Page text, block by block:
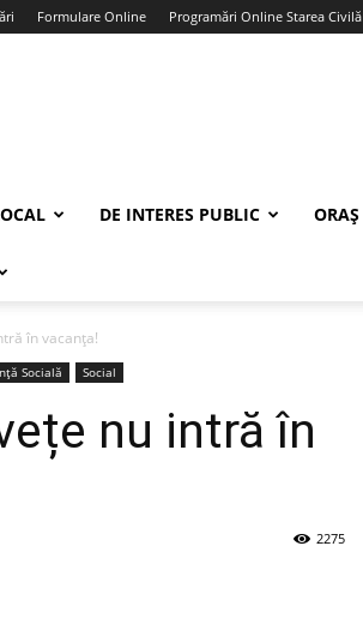
Formulare Online Programări Online Starea Civilă
DE INTERES PUBLIC ORAȘ
în vacanța!
Socială Social
nu intră în
2275